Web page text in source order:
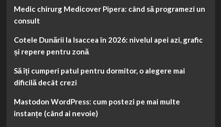
Medic chirurg Medicover Pipera: când să programezi un
consult
Cotele Dunării la Isaccea în 2026: nivelul apei azi, grafic
și repere pentru zonă
Să îți cumperi patul pentru dormitor, o alegere mai
dificilă decât crezi
Mastodon WordPress: cum postezi pe mai multe
instanțe (când ai nevoie)